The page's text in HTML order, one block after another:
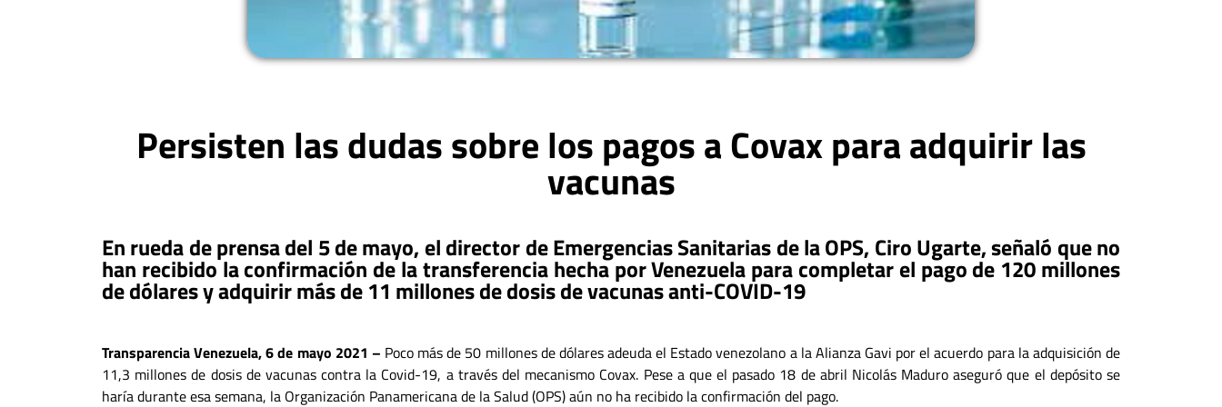
Persisten las dudas sobre los pagos a Covax para adquirir las
vacunas
En rueda de prensa del 5 de mayo, el director de Emergencias Sanitarias de la OPS, Ciro Ugarte, señaló que no
han recibido la confirmación de la transferencia hecha por Venezuela para completar el pago de 120 millones
de dólares y adquirir más de 11 millones de dosis de vacunas anti-COVID-19
Transparencia Venezuela, 6 de mayo 2021 – Poco más de 50 millones de dólares adeuda el Estado venezolano a la Alianza Gavi por el acuerdo para la adquisición de
11,3 millones de dosis de vacunas contra la Covid-19, a través del mecanismo Covax. Pese a que el pasado 18 de abril Nicolás Maduro aseguró que el depósito se
haría durante esa semana, la Organización Panamericana de la Salud (OPS) aún no ha recibido la confirmación del pago.